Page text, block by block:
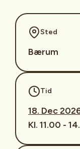
Sted
Bærum
Tid
18. Dec
Kl. 11.00 -